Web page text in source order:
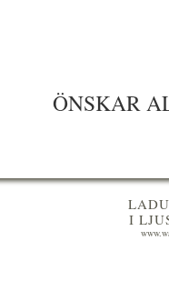
ÖNSKAR
I